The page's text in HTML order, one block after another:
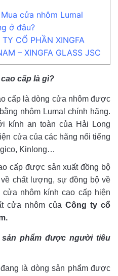
Mua cửa nhôm Lumal
ở đâu?
TY CỔ PHẦN XINGFA
– XINGFA GLASS JSC
cấp là gì?
cấp là dòng cửa nhôm được
nhôm Lumal chính hãng.
kính an toàn của Hải Long
cửa của các hãng nổi tiếng
Kinlong…
cấp được sản xuất đồng bộ
chất lượng, sự đồng bộ về
cửa nhôm kính cao cấp hiện
cửa nhôm của Công ty cổ
phẩm được người tiêu
là dòng sản phẩm được